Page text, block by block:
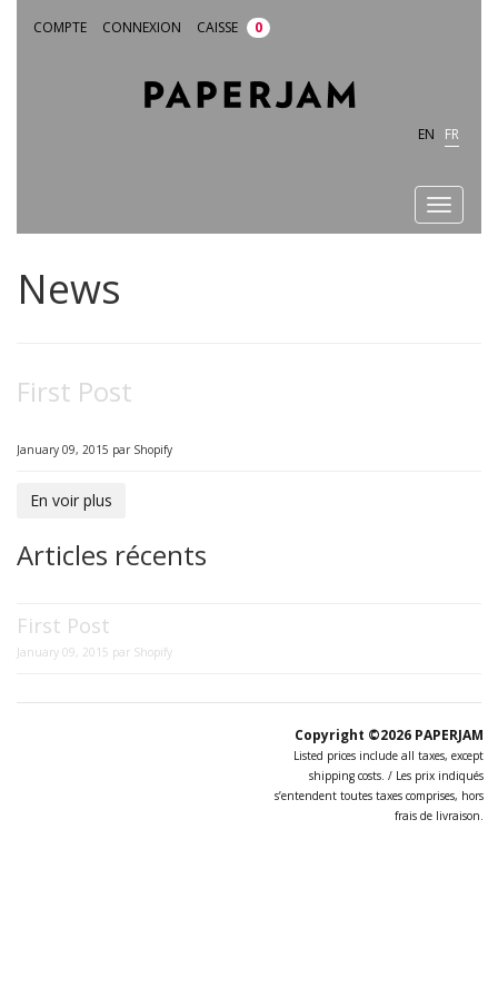
COMPTE CONNEXION CAISSE 0
EN FR
Toggle
News
First Post
January 09, 2015 parShopify
En voir plus
Articles récents
First Post
January 09, 2015 par Shopify
Copyright ©2026 PAPERJAM
Listed prices include all taxes, except
shipping costs. / Les prix indiqués
s’entendent toutes taxes comprises, hors
frais de livraison.